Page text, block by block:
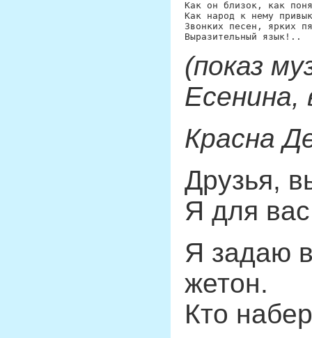
Как он близок, как
Как народ к нему
Звонких песен, ярких
(показ
Есенина,
Красна
Друзья,
Я для
Я задаю
жетон.
Кто